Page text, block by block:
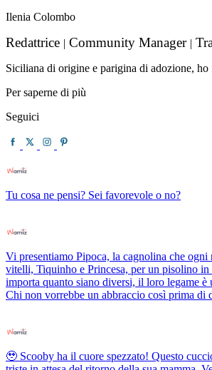
Ilenia Colombo
Redattrice | Community Manager |
Siciliana di origine e parigina di adozione, ho
Per saperne di più
Seguici
Tu cosa ne pensi? Sei favorevole o no?
Vi presentiamo Pipoca, la cagnolina che ogni
vitelli, Tiquinho e Princesa, per un pisolino
importa quanto siano diversi, il loro legame è
Chi non vorrebbe un abbraccio così prima di
🥹 Scooby ha il cuore spezzato! Questo